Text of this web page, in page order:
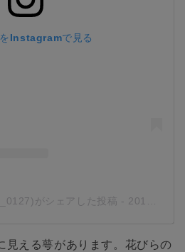
Instagramで見る
がシェアした投稿 - 2019年 5月月5日午前4時25分PDT
見える萼があります。花びらの